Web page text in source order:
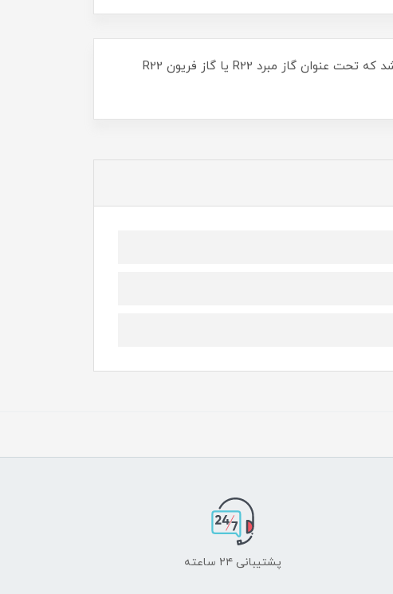
یکی از پرفروش ترین و پرطرفدارترین مبردهای موجود در بازار، مبرد کلرودیفلورمتان یا دیفلوئورمونوکلرومتان می باشد که تحت عنوان گاز مبرد R22 یا گاز فریون R22
پشتیبانی ۲۴ ساعته